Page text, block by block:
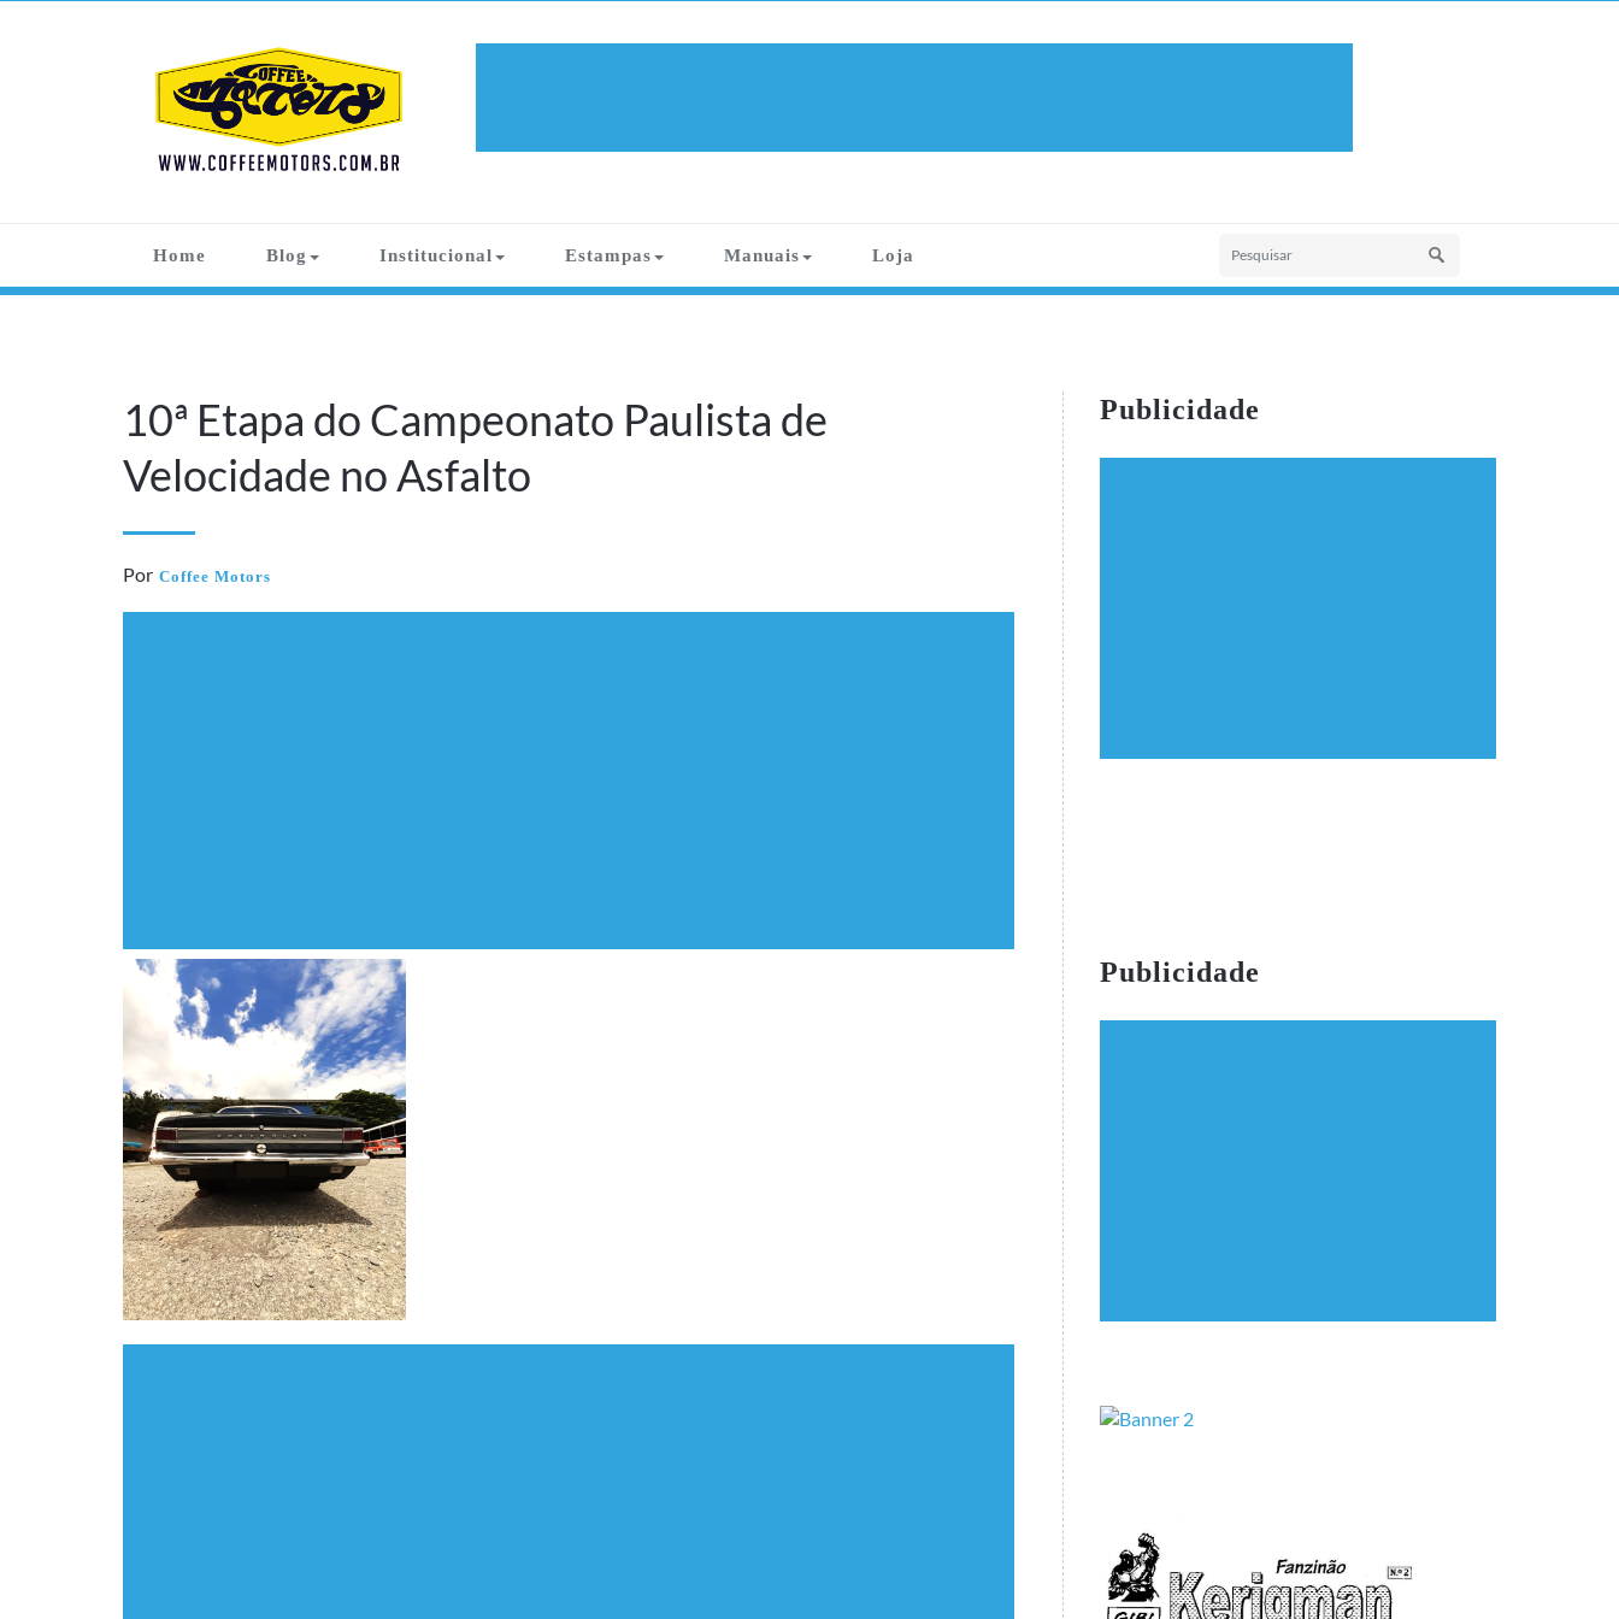
MOTORS
Home Blog Institucional Estampas Manuais Loja
10ª Etapa do Campeonato Paulista de
Velocidade no Asfalto
Por Coffee Motors
Publicidade
Publicidade